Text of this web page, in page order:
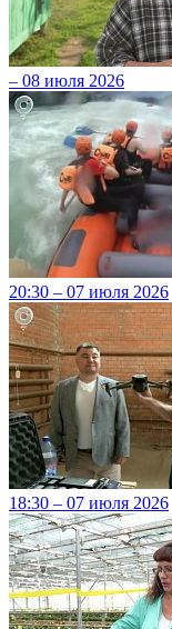
– 08 июля 2026
20:30 – 07 июля 2026
18:30 – 07 июля 2026